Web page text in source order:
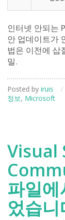
인터넷 안되는
안 업데이트가
법은 이전에 삽
밀.
Posted by iruis /
정보, Microsoft
Visual
파일에
었습니